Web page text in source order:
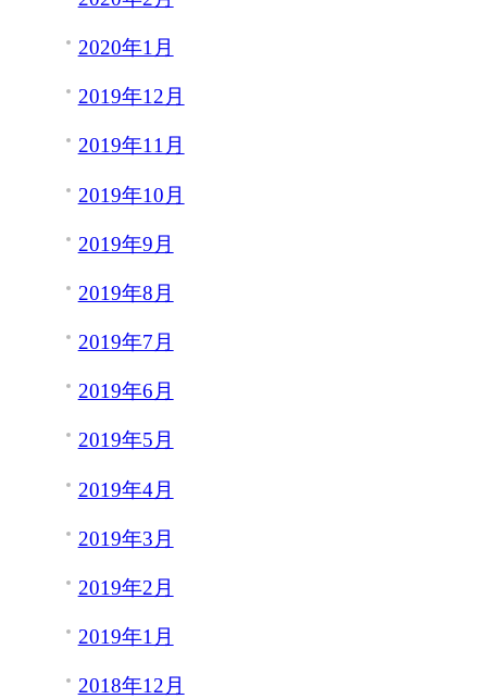
2020年1月
2019年12月
2019年11月
2019年10月
2019年9月
2019年8月
2019年7月
2019年6月
2019年5月
2019年4月
2019年3月
2019年2月
2019年1月
2018年12月